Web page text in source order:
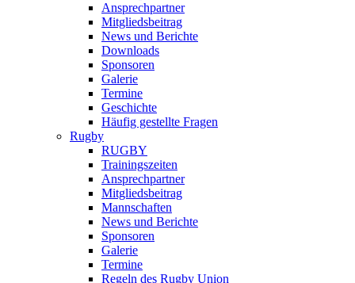
Ansprechpartner
Mitgliedsbeitrag
News und Berichte
Downloads
Sponsoren
Galerie
Termine
Geschichte
Häufig gestellte Fragen
Rugby
RUGBY
Trainingszeiten
Ansprechpartner
Mitgliedsbeitrag
Mannschaften
News und Berichte
Sponsoren
Galerie
Termine
Regeln des Rugby Union